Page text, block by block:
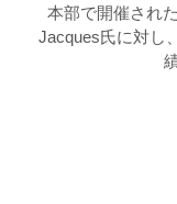
本部で開催され
Jacques氏に対し